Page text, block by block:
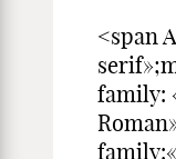
<span
family: